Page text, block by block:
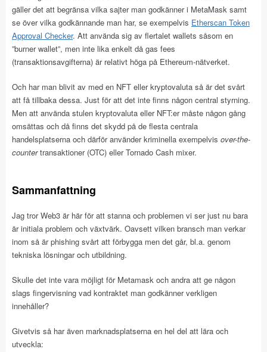
gäller det att begränsa vilka sajter man godkänner i MetaMask samt
se över vilka godkännande man har, se exempelvis Etherscan Token
Approval Checker. Att använda sig av flertalet wallets såsom en
”burner wallet”, men inte lika enkelt då gas fees
(transaktionsavgifterna) är relativt höga på Ethereum-nätverket.
Och har man blivit av med en NFT eller kryptovaluta så är det svårt
att få tillbaka dessa. Just för att det inte finns någon central styrning.
Men att använda stulen kryptovaluta eller NFT:er måste någon gång
omsättas och då finns det skydd på de flesta centrala
handelsplatserna och därför använder kriminella exempelvis over-the-
countertransaktioner (OTC) eller Tornado Cash mixer.
Sammanfattning
Jag tror Web3 är här för att stanna och problemen vi ser just nu bara
är initiala problem och växtvärk. Oavsett vilken bransch man verkar
inom så är phishing svårt att förbygga men det går, bl.a. genom
tekniska lösningar och utbildning.
Skulle det inte vara möjligt för Metamask och andra att ge någon
slags fingervisning vad kontraktet man godkänner verkligen
innehåller?
Givetvis så har även marknadsplatserna en hel del att lära och
utveckla: